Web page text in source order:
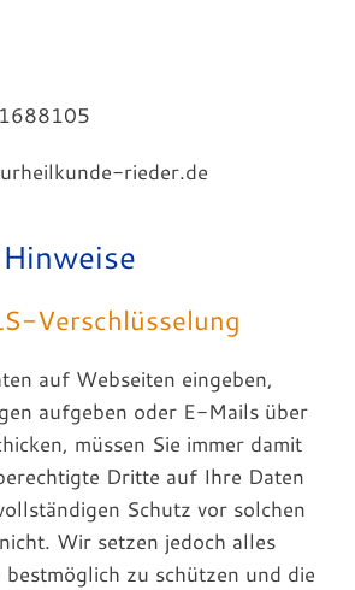
rieder.de
Verschlüsselung
auf Webseiten eingeben,
aufgeben oder E-Mails über
müssen Sie immer damit
Dritte auf Ihre Daten
Schutz vor solchen
Wir setzen jedoch alles
zu schützen und die